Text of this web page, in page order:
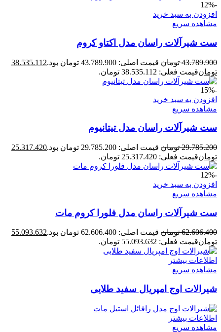
-12%
افزودن به سبد خرید
مشاهده سریع
ست شیرآلات راسان مدل اکتاو کروم
43.789.900 تومان قیمت اصلی: 43.789.900 تومان بود.
38.535.112
تومانقیمت فعلی: 38.535.112 تومان.
-15%
افزودن به سبد خرید
مشاهده سریع
ست شیرآلات راسان مدل تیتانیوم
29.785.200 تومان قیمت اصلی: 29.785.200 تومان بود.
25.317.420
تومانقیمت فعلی: 25.317.420 تومان.
-12%
افزودن به سبد خرید
مشاهده سریع
ست شیرآلات راسان مدل فلورا کروم مات
62.606.400 تومان قیمت اصلی: 62.606.400 تومان بود.
55.093.632
تومانقیمت فعلی: 55.093.632 تومان.
اطلاعات بیشتر
مشاهده سریع
شیرالات اوج امپریال سفید طلایی
اطلاعات بیشتر
مشاهده سریع